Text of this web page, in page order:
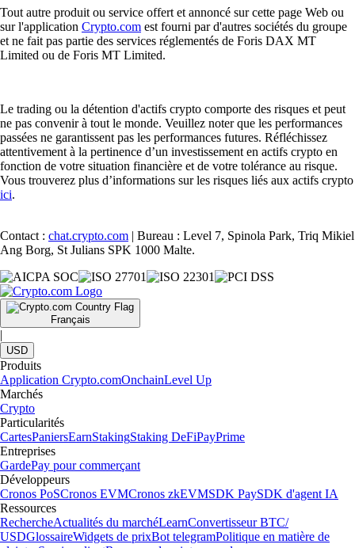
Tout autre produit ou service offert et annoncé sur cette page Web ou
sur l'application Crypto.com est fourni par d'autres sociétés du groupe
et ne fait pas partie des services réglementés de Foris DAX MT
Limited ou de Foris MT Limited.
Le trading ou la détention d'actifs crypto comporte des risques et peut
ne pas convenir à tout le monde. Veuillez noter que les performances
passées ne garantissent pas les performances futures. Réfléchissez
attentivement à la pertinence d’un investissement en actifs crypto en
fonction de votre situation financière et de votre tolérance au risque.
Vous trouverez plus d’informations sur les risques liés aux actifs crypto
ici.
Contact : chat.crypto.com | Bureau : Level 7, Spinola Park, Triq Mikiel
Ang Borg, St Julians SPK 1000 Malte.
Français
|
USD
Produits
Application Crypto.comOnchainLevel Up
Marchés
Crypto
Particularités
CartesPaniersEarnStakingStaking DeFiPayPrime
Entreprises
GardePay pour commerçant
Développeurs
Cronos PoSCronos EVMCronos zkEVMSDK PaySDK d'agent IA
Ressources
RechercheActualités du marchéLearnConvertisseur BTC/
USDGlossaireWidgets de prixBot telegramPolitique en matière de